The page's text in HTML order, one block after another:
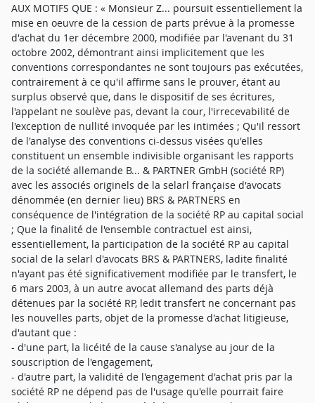
AUX MOTIFS QUE : « Monsieur Z... poursuit essentiellement la
mise en oeuvre de la cession de parts prévue à la promesse
d'achat du 1er décembre 2000, modifiée par l'avenant du 31
octobre 2002, démontrant ainsi implicitement que les
conventions correspondantes ne sont toujours pas exécutées,
contrairement à ce qu'il affirme sans le prouver, étant au
surplus observé que, dans le dispositif de ses écritures,
l'appelant ne soulève pas, devant la cour, l'irrecevabilité de
l'exception de nullité invoquée par les intimées ; Qu'il ressort
de l'analyse des conventions ci-dessus visées qu'elles
constituent un ensemble indivisible organisant les rapports
de la société allemande B... & PARTNER GmbH (société RP)
avec les associés originels de la selarl française d'avocats
dénommée (en dernier lieu) BRS & PARTNERS en
conséquence de l'intégration de la société RP au capital social
; Que la finalité de l'ensemble contractuel est ainsi,
essentiellement, la participation de la société RP au capital
social de la selarl d'avocats BRS & PARTNERS, ladite finalité
n'ayant pas été significativement modifiée par le transfert, le
6 mars 2003, à un autre avocat allemand des parts déjà
détenues par la société RP, ledit transfert ne concernant pas
les nouvelles parts, objet de la promesse d'achat litigieuse,
d'autant que :
- d'une part, la licéité de la cause s'analyse au jour de la
souscription de l'engagement,
- d'autre part, la validité de l'engagement d'achat pris par la
société RP ne dépend pas de l'usage qu'elle pourrait faire